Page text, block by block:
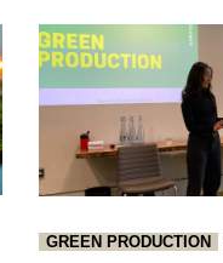
GREEN PRODUCTION